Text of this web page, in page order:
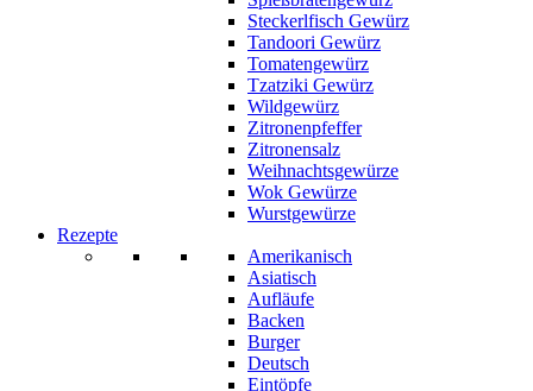
Steckerlfisch Gewürz
Tandoori Gewürz
Tomatengewürz
Tzatziki Gewürz
Wildgewürz
Zitronenpfeffer
Zitronensalz
Weihnachtsgewürze
Wok Gewürze
Wurstgewürze
Rezepte
Amerikanisch
Asiatisch
Aufläufe
Backen
Burger
Deutsch
Eintöpfe